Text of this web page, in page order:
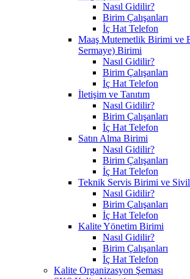
Nasıl Gidilir?
Birim Çalışanları
İç Hat Telefon
Maaş Mutemetlik Birimi ve
Sermaye) Birimi
Nasıl Gidilir?
Birim Çalışanları
İç Hat Telefon
İletişim ve Tanıtım
Nasıl Gidilir?
Birim Çalışanları
İç Hat Telefon
Satın Alma Birimi
Nasıl Gidilir?
Birim Çalışanları
İç Hat Telefon
Teknik Servis Birimi ve
Nasıl Gidilir?
Birim Çalışanları
İç Hat Telefon
Kalite Yönetim Birimi
Nasıl Gidilir?
Birim Çalışanları
İç Hat Telefon
Kalite Organizasyon Şeması